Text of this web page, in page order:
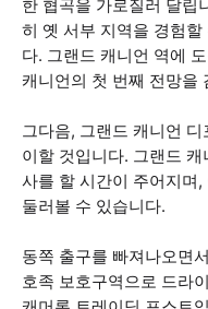
한 협곡을 가로질러 달립
히 옛 서부 지역을 경험
다. 그랜드 캐니언 역에
캐니언의 첫 번째 전망을
그다음, 그랜드 캐니언
이할 것입니다. 그랜드
사를 할 시간이 주어지며
둘러볼 수 있습니다.
동쪽 출구를 빠져나오면
호족 보호구역으로 드라